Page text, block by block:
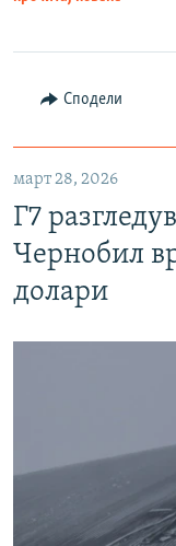
Сподели
март 28, 2026
Г7
Чернобил
долари